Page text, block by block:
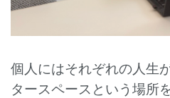
個人にはそれぞれの人生
タースペースという場所